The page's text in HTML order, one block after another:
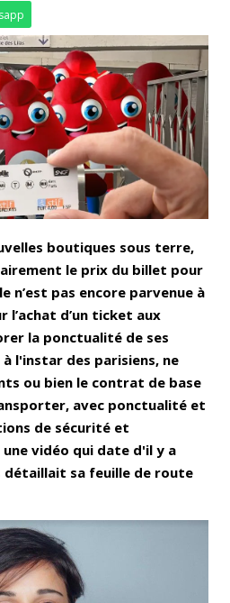
LinkedIn
Whatsapp
boutiques sous terre,
le prix du billet pour
n’est pas encore parvenue à
l’achat d’un ticket aux
la ponctualité de ses
l'instar des parisiens, ne
ou bien le contrat de base
avec ponctualité et
de sécurité et
vidéo qui date d'il y a
détaillait sa feuille de route